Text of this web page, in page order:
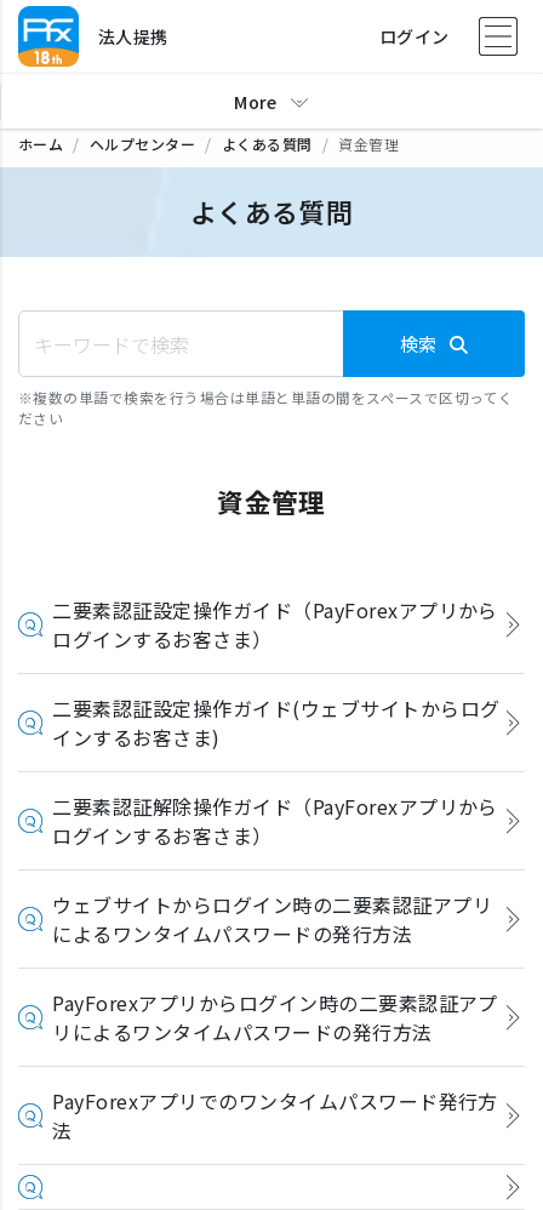
法人提携 ログイン
More
ホーム ヘルプセンター よくある質問 資金管理
よくある質問
検索
※複数の単語で検索を行う場合は単語と単語の間をスペースで区切ってく
ださい
資金管理
二要素認証設定操作ガイド（PayForexアプリから
ログインするお客さま）
二要素認証設定操作ガイド(ウェブサイトからログ
インするお客さま)
二要素認証解除操作ガイド（PayForexアプリから
ログインするお客さま）
ウェブサイトからログイン時の二要素認証アプリ
によるワンタイムパスワードの発行方法
PayForexアプリからログイン時の二要素認証アプ
リによるワンタイムパスワードの発行方法
PayForexアプリでのワンタイムパスワード発行方
法